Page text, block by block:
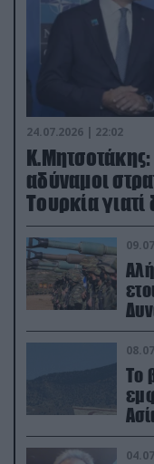
24.07.2026 | 22:02
αδύναμοι
Τουρκία
(βίντεο)
Το